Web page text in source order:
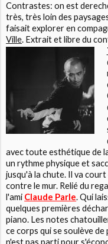
Contrastes: on est
très, très loin des
faisait explorer en
Ville. Extrait et libre du
avec toute esthétique de
un rythme physique et
jusqu'à la chute. Il va
contre le mur. Relié du
l'ami Claude Parle. Qui
quelques premières
piano. Les notes
ce corps qui se soulève